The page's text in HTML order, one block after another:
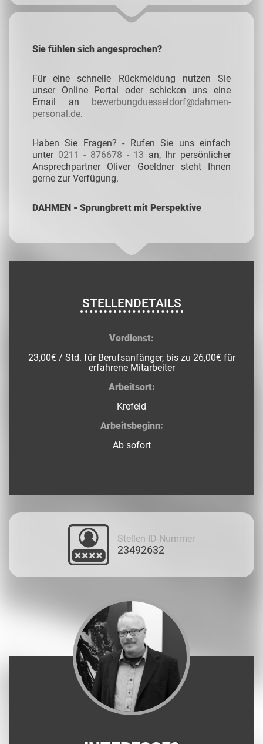
Sie fühlen sich angesprochen?
Für eine schnelle Rückmeldung nutzen Sie
unser Online Portal oder schicken uns eine
Email an bewerbungduesseldorf@dahmen-
personal.de.
Haben Sie Fragen? - Rufen Sie uns einfach
unter 0211 - 876678 - 13 an, Ihr persönlicher
Ansprechpartner Oliver Goeldner steht Ihnen
gerne zur Verfügung.
DAHMEN - Sprungbrett mit Perspektive
STELLENDETAILS
Verdienst:
23,00€ / Std. für Berufsanfänger, bis zu 26,00€ für
erfahrene Mitarbeiter
Arbeitsort:
Krefeld
Arbeitsbeginn:
Ab sofort
Stellen-ID-Nummer
23492632